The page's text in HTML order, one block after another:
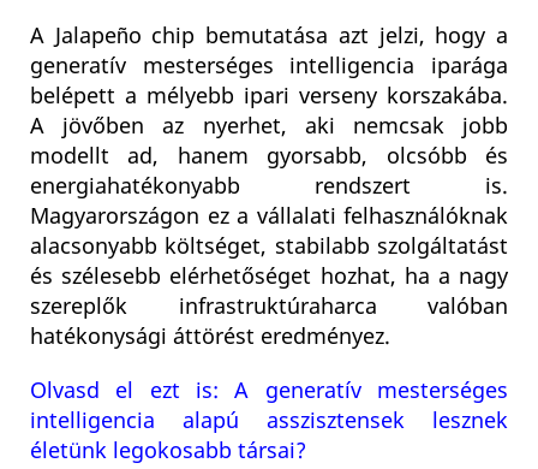
A Jalapeño chip bemutatása azt jelzi, hogy a
generatív mesterséges intelligencia iparága
belépett a mélyebb ipari verseny korszakába.
A jövőben az nyerhet, aki nemcsak jobb
modellt ad, hanem gyorsabb, olcsóbb és
energiahatékonyabb rendszert is.
Magyarországon ez a vállalati felhasználóknak
alacsonyabb költséget, stabilabb szolgáltatást
és szélesebb elérhetőséget hozhat, ha a nagy
szereplők infrastruktúraharca valóban
hatékonysági áttörést eredményez.
Olvasd el ezt is: A generatív mesterséges
intelligencia alapú asszisztensek lesznek
életünk legokosabb társai?